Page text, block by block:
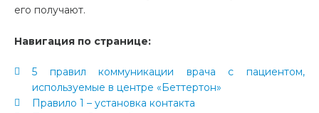
его получают.
Навигация по странице:
5 правил коммуникации врача с пациентом,
используемые в центре «Беттертон»
Правило 1 – установка контакта